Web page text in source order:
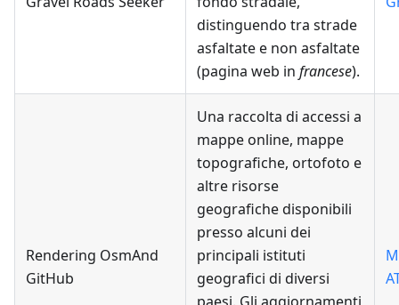
distinguendo tra strade
asfaltate e non asfaltate
(pagina web in francese).
Rendering OsmAnd
GitHub
Una raccolta di accessi a
mappe online, mappe
topografiche, ortofoto e
altre risorse
geografiche disponibili
presso alcuni dei
principali istituti
geografici di diversi